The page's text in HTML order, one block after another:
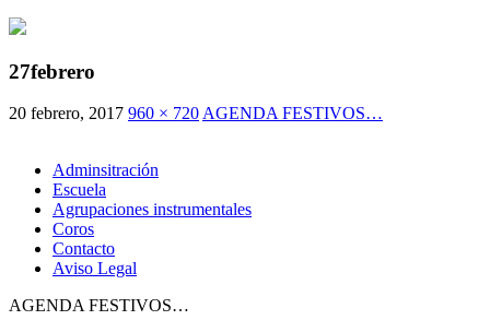
27febrero
20 febrero, 2017 960 × 720 AGENDA FESTIVOS…
Adminsitración
Escuela
Agrupaciones instrumentales
Coros
Contacto
Aviso Legal
AGENDA FESTIVOS…